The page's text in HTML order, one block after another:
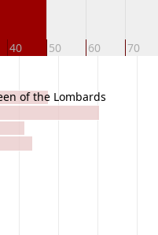
40 50 60 70
of the Lombards